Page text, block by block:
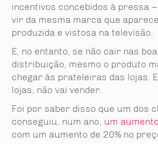
incentivos concebidos à pressa
vir da mesma marca que
produzida e vistosa na televisão.
E, no entanto, se não cair nas
distribuição, mesmo o produto
chegar às prateleiras das lojas.
lojas, não vai vender.
Foi por saber disso que um dos
conseguiu, num ano, um
com um aumento de 20% no